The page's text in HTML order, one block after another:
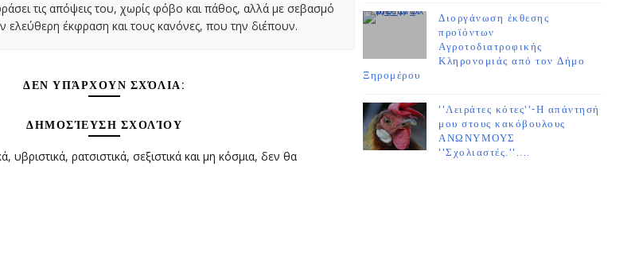
τις απόψεις του, χωρίς φόβο και πάθος, αλλά με σεβασμό
ελεύθερη έκφραση και τους κανόνες, που την διέπουν.
ΔΕΝ ΥΠΆΡΧΟΥΝ ΣΧΌΛΙΑ:
ΔΗΜΟΣΊΕΥΣΗ ΣΧΟΛΊΟΥ
υβριστικά, ρατσιστικά, σεξιστικά και μη κόσμια, δεν θα
Διοργάνωση έκθεσης
προϊόντων
Αγροτοδιατροφικής
Κληρονομιάς από τον Δήμο
Ξηρομέρου
''Λειράτες κότες''-Η απάντησή
μου στους κακόβουλους
ΑΝΩΝΥΜΟΥΣ
''Σχολιαστές.''....